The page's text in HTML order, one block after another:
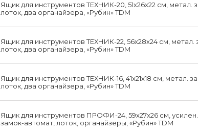
Ящик для инструментов ТЕХНИК-20, 51х26х22 см, метал.
лоток, два органайзера, «Рубин» TDM
Ящик для инструментов ТЕХНИК-22, 56х28х24 см, метал.
лоток, два органайзера, «Рубин» TDM
Ящик для инструментов ТЕХНИК-16, 41х21х18 см, метал.
лоток, два органайзера, «Рубин» TDM
Ящик для инструментов ПРОФИ-24, 59х27х26 см, усилен.,
замок-автомат, лоток, органайзеры, «Рубин» TDM